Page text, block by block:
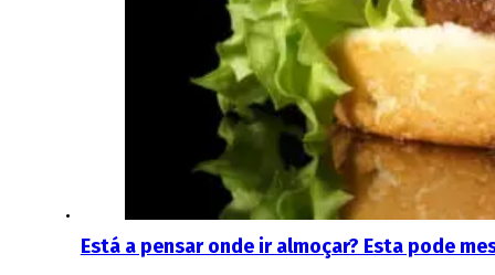
Está a pensar onde ir almoçar? Esta pode